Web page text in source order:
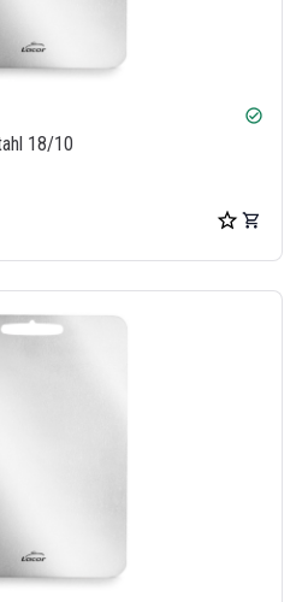
check_circle
18/10